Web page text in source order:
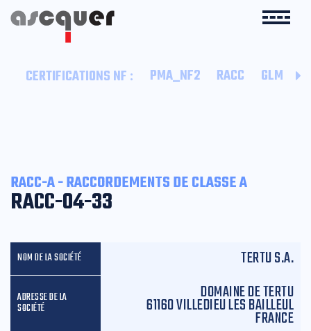
CERTIFICATIONS NF : PMA_NF2 RACC GLM
RACC-A - RACCORDEMENTS DE CLASSE A
RACC-04-33
TERTU S.A.
DOMAINE DE TERTU
61160 VILLEDIEU LES BAILLEUL
FRANCE